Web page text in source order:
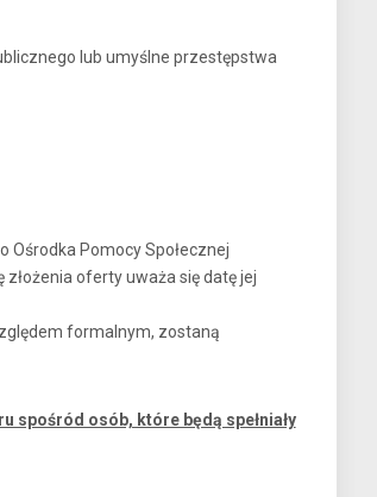
lub umyślne przestępstwa
Ośrodka Pomocy Społecznej
oferty uważa się datę jej
formalnym, zostaną
spośród osób, które będą spełniały